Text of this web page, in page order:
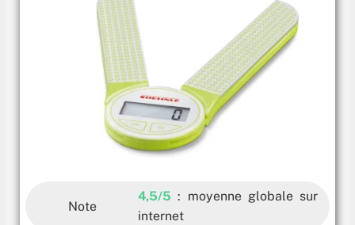
Note
4,5/5 : moyenne globale sur
internet